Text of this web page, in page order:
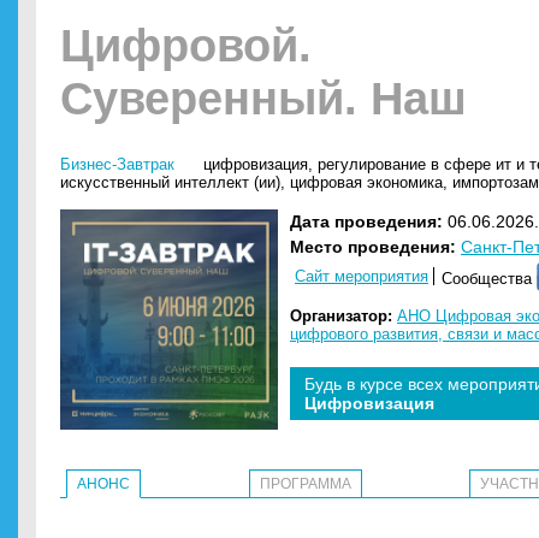
Цифровой.
Суверенный. Наш
Бизнес-Завтрак цифровизация, регулирование в сфере ит и
искусственный интеллект (ии), цифровая экономика,
Дата проведения:
Место проведения: Санкт-
Сайт мероприятия Сообщества
Организатор: АНО Цифровая
цифрового развития, связи и
Будь в курсе всех
Цифровизация
АНОНС ПРОГРАММА